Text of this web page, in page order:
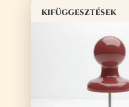
kifüggesztések